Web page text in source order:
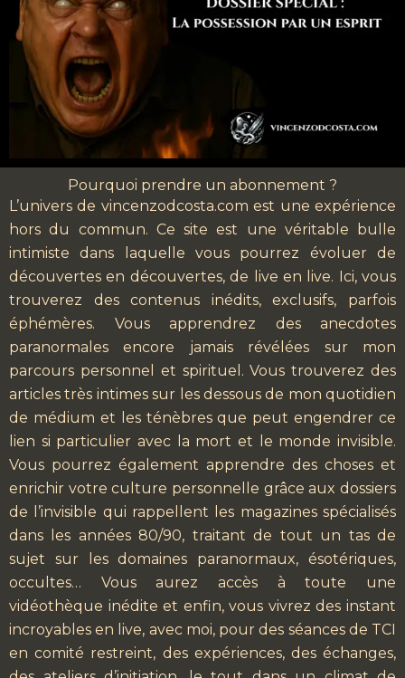
Pourquoi prendre un abonnement ?
L’univers de vincenzodcosta.com est une expérience
hors du commun. Ce site est une véritable bulle
intimiste dans laquelle vous pourrez évoluer de
découvertes en découvertes, de live en live. Ici, vous
trouverez des contenus inédits, exclusifs, parfois
éphémères. Vous apprendrez des anecdotes
paranormales encore jamais révélées sur mon
parcours personnel et spirituel. Vous trouverez des
articles très intimes sur les dessous de mon quotidien
de médium et les ténèbres que peut engendrer ce
lien si particulier avec la mort et le monde invisible.
Vous pourrez également apprendre des choses et
enrichir votre culture personnelle grâce aux dossiers
de l’invisible qui rappellent les magazines spécialisés
dans les années 80/90, traitant de tout un tas de
sujet sur les domaines paranormaux, ésotériques,
occultes… Vous aurez accès à toute une
vidéothèque inédite et enfin, vous vivrez des instant
incroyables en live, avec moi, pour des séances de TCI
en comité restreint, des expériences, des échanges,